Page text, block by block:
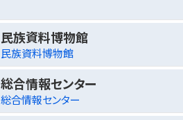
民族資料博物館
民族資料博物館
総合情報センター
総合情報センター